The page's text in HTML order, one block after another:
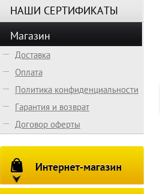
НАШИ СЕРТИФИКАТЫ
Магазин
Доставка
Оплата
Политика конфиденциальности
Гарантия и возврат
Договор оферты